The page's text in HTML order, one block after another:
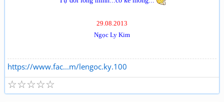
29.08.2013
Ngọc Ly Kim
https://www.fac...m/lengoc.ky.100
☆
☆
☆
☆
☆